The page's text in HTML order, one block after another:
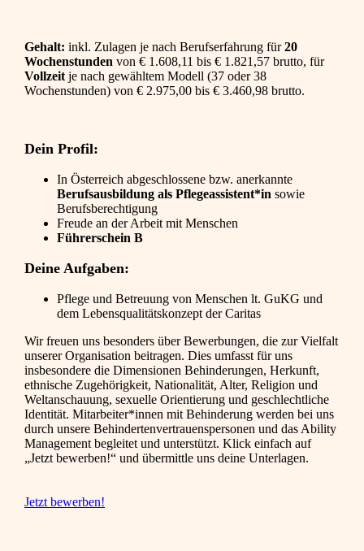
Gehalt: inkl. Zulagen je nach Berufserfahrung für20
Wochenstunden von € 1.608,11 bis € 1.821,57 brutto, für
Vollzeit je nach gewähltem Modell (37 oder 38
Wochenstunden) von € 2.975,00 bis € 3.460,98 brutto.
Dein Profil:
In Österreich abgeschlossene bzw. anerkannte
Berufsausbildung als Pflegeassistent*in sowie
Berufsberechtigung
Freude an der Arbeit mit Menschen
Führerschein B
Deine Aufgaben:
Pflege und Betreuung von Menschen lt. GuKG und
dem Lebensqualitätskonzept der Caritas
Wir freuen uns besonders über Bewerbungen, die zur Vielfalt
unserer Organisation beitragen. Dies umfasst für uns
insbesondere die Dimensionen Behinderungen, Herkunft,
ethnische Zugehörigkeit, Nationalität, Alter, Religion und
Weltanschauung, sexuelle Orientierung und geschlechtliche
Identität. Mitarbeiter*innen mit Behinderung werden bei uns
durch unsere Behindertenvertrauenspersonen und das Ability
Management begleitet und unterstützt. Klick einfach auf
„Jetzt bewerben!“ und übermittle uns deine Unterlagen.
Jetzt bewerben!